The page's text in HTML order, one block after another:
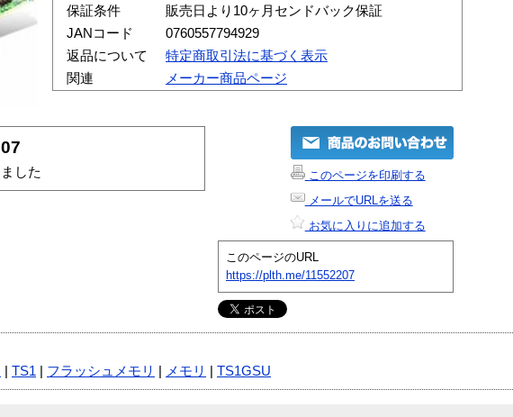
保証条件
販売日より10ヶ月センドバック保証
JANコード
0760557794929
返品について
特定商取引法に基づく表示
関連
メーカー商品ページ
した
このページを印刷する
メールでURLを送る
お気に入りに追加する
このページのURL
https://plth.me/11552207
TS1 フラッシュメモリ メモリ TS1GSU